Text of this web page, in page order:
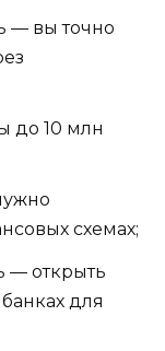
— вы точно
до 10 млн
схемах;
— открыть
для